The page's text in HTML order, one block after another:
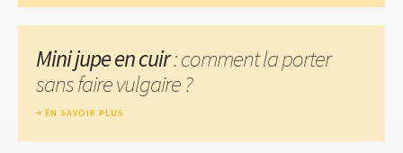
Mini jupe en cuir: comment la porter
sans faire vulgaire ?
EN SAVOIR PLUS